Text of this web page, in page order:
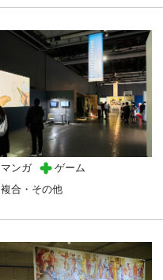
マンガ
ゲーム
複合・その他